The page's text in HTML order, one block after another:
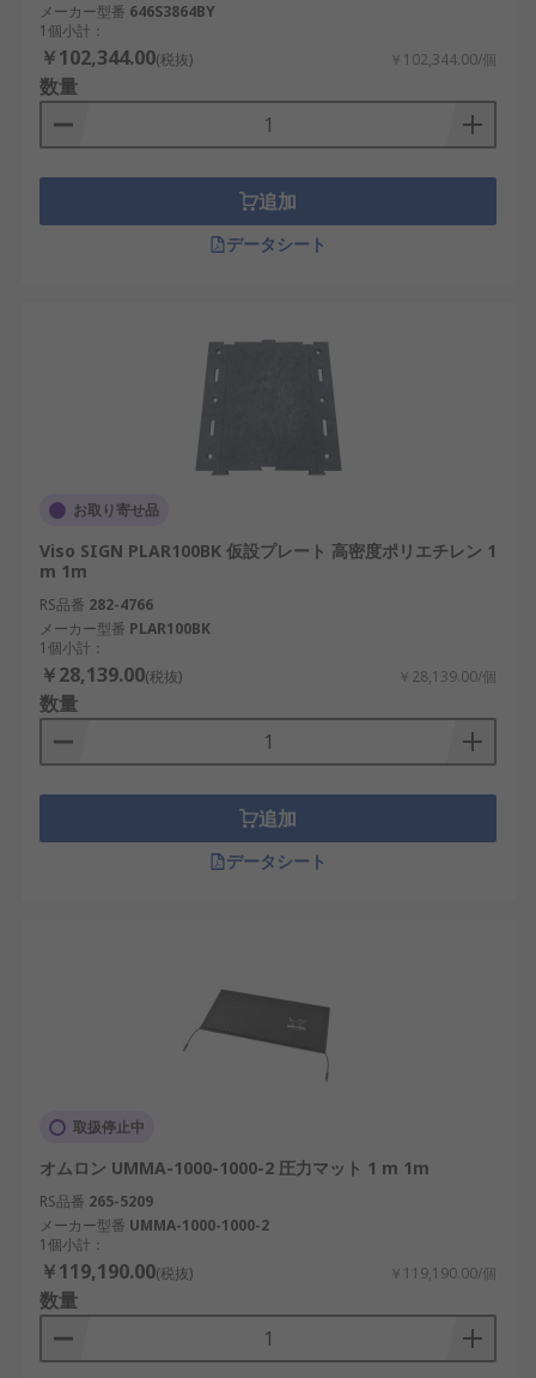
メーカー型番 646S3864BY
1個小計：
￥102,344.00(税抜) ￥102,344.00/個
数量
追加
データシート
お取り寄せ品
Viso SIGN PLAR100BK 仮設プレート 高密度ポリエチレン 1
m 1m
RS品番 282-4766
メーカー型番 PLAR100BK
1個小計：
￥28,139.00(税抜) ￥28,139.00/個
数量
追加
データシート
取扱停止中
オムロン UMMA-1000-1000-2 圧力マット 1 m 1m
RS品番 265-5209
メーカー型番 UMMA-1000-1000-2
1個小計：
￥119,190.00(税抜) ￥119,190.00/個
数量